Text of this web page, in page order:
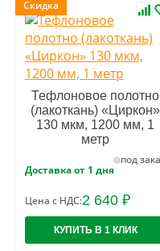
Тефлоновое полотно
(лакоткань) «Циркон»
130 мкм, 1200 мм, 1
метр
под
Доставка от 1 дня
Цена с НДС:2 640 ₽
КУПИТЬ В 1 КЛИК